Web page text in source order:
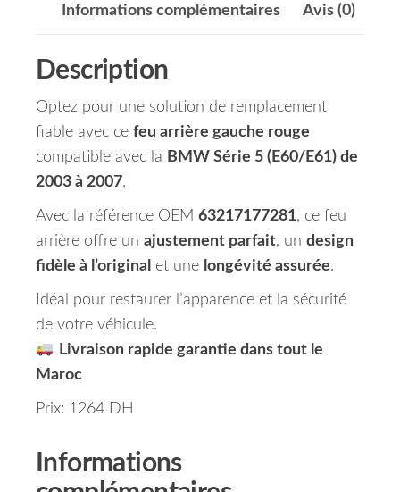
Informations complémentaires Avis (0)
Description
Optez pour une solution de remplacement
fiable avec ce feu arrière gauche rouge
compatible avec la BMW Série 5 (E60/E61) de
2003 à 2007.
Avec la référence OEM 63217177281, ce feu
arrière offre un ajustement parfait, un design
fidèle à l’original et une longévité assurée.
Idéal pour restaurer l’apparence et la sécurité
de votre véhicule.
Livraison rapide garantie dans tout le
Maroc
Prix: 1264 DH
Informations